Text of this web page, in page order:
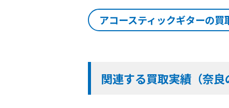
アコースティックギターの買
関連する買取実績（奈